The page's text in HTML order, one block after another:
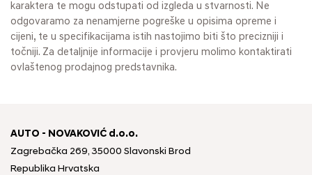
karaktera te mogu odstupati od izgleda u stvarnosti. Ne
odgovaramo za nenamjerne pogreške u opisima opreme i
cijeni, te u specifikacijama istih nastojimo biti što precizniji i
točniji. Za detaljnije informacije i provjeru molimo kontaktirati
ovlaštenog prodajnog predstavnika.
AUTO - NOVAKOVIĆ d.o.o.
Zagrebačka 269, 35000 Slavonski Brod
Republika Hrvatska